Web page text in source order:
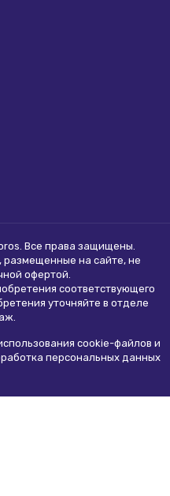
Все права защищены.
размещенные на сайте, не
офертой.
соответствующего
уточняйте в отделе
сookie-файлов и
персональных данных